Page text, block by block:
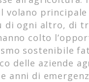
di ogni altro, di
colto
sostenibile
delle aziende
anni di